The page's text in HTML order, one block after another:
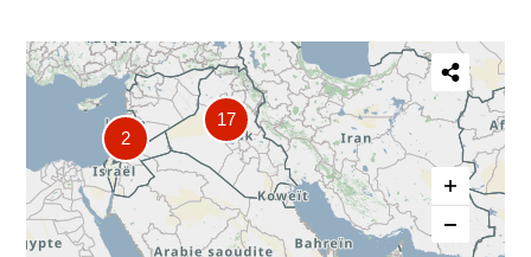
Partager
cette
carte
2
17